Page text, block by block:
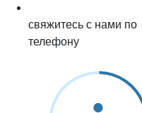
свяжитесь с нами по
телефону